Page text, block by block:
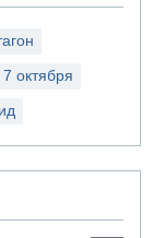
7 октября